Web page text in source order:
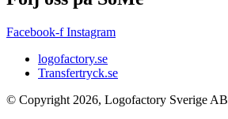
Facebook-f Instagram
logofactory.se
Transfertryck.se
© Copyright 2026, Logofactory Sverige AB